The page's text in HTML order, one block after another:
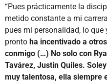
“Pues prácticamente la
metido constante a mi
pues mi personalidad, lo que
pronto ha incentivado a
conmigo (…) No solo con
Tavárez, Justin Quiles.
muy talentosa, ella siempre